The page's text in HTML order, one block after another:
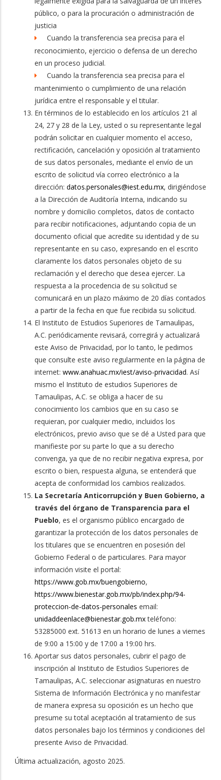
público, o para la procuración o administración de
justicia
Cuando la transferencia sea precisa para el
reconocimiento, ejercicio o defensa de un derecho
en un proceso judicial.
Cuando la transferencia sea precisa para el
mantenimiento o cumplimiento de una relación
jurídica entre el responsable y el titular.
En términos de lo establecido en los artículos 21 al
24, 27 y 28 de la Ley, usted o su representante legal
podrán solicitar en cualquier momento el acceso,
rectificación, cancelación y oposición al tratamiento
de sus datos personales, mediante el envío de un
escrito de solicitud vía correo electrónico a la
dirección: datos.personales@iest.edu.mx, dirigiéndose
a la Dirección de Auditoría Interna, indicando su
nombre y domicilio completos, datos de contacto
para recibir notificaciones, adjuntando copia de un
documento oficial que acredite su identidad y de su
representante en su caso, expresando en el escrito
claramente los datos personales objeto de su
reclamación y el derecho que desea ejercer. La
respuesta a la procedencia de su solicitud se
comunicará en un plazo máximo de 20 días contados
a partir de la fecha en que fue recibida su solicitud.
El Instituto de Estudios Superiores de Tamaulipas,
A.C. periódicamente revisará, corregirá y actualizará
este Aviso de Privacidad, por lo tanto, le pedimos
que consulte este aviso regularmente en la página de
internet: www.anahuac.mx/iest/aviso-privacidad. Así
mismo el Instituto de estudios Superiores de
Tamaulipas, A.C. se obliga a hacer de su
conocimiento los cambios que en su caso se
requieran, por cualquier medio, incluidos los
electrónicos, previo aviso que se dé a Usted para que
manifieste por su parte lo que a su derecho
convenga, ya que de no recibir negativa expresa, por
escrito o bien, respuesta alguna, se entenderá que
acepta de conformidad los cambios realizados.
La Secretaría Anticorrupción y Buen Gobierno, a
través del órgano de Transparencia para el
Pueblo, es el organismo público encargado de
garantizar la protección de los datos personales de
los titulares que se encuentren en posesión del
Gobierno Federal o de particulares. Para mayor
información visite el portal:
https://www.gob.mx/buengobierno,
https://www.bienestar.gob.mx/pb/index.php/94-
proteccion-de-datos-personales email:
unidaddeenlace@bienestar.gob.mxteléfono:
53285000 ext. 51613 en un horario de lunes a viernes
de 9:00 a 15:00 y de 17:00 a 19:00 hrs.
Aportar sus datos personales, cubrir el pago de
inscripción al Instituto de Estudios Superiores de
Tamaulipas, A.C. seleccionar asignaturas en nuestro
Sistema de Información Electrónica y no manifestar
de manera expresa su oposición es un hecho que
presume su total aceptación al tratamiento de sus
datos personales bajo los términos y condiciones del
presente Aviso de Privacidad.
Última actualización, agosto 2025.